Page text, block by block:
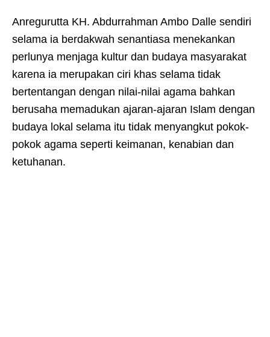
Anregurutta KH. Abdurrahman Ambo Dalle sendiri
selama ia berdakwah senantiasa menekankan
perlunya menjaga kultur dan budaya masyarakat
karena ia merupakan ciri khas selama tidak
bertentangan dengan nilai-nilai agama bahkan
berusaha memadukan ajaran-ajaran Islam dengan
budaya lokal selama itu tidak menyangkut pokok-
pokok agama seperti keimanan, kenabian dan
ketuhanan.